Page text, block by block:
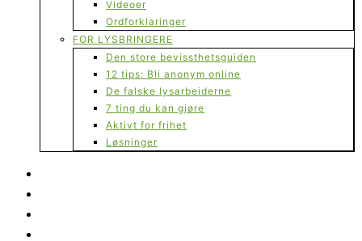
Videoer
Ordforklaringer
FOR LYSBRINGERE
Den store bevissthetsguiden
12 tips: Bli anonym online
De falske lysarbeiderne
7 ting du kan gjøre
Aktivt for frihet
Løsninger